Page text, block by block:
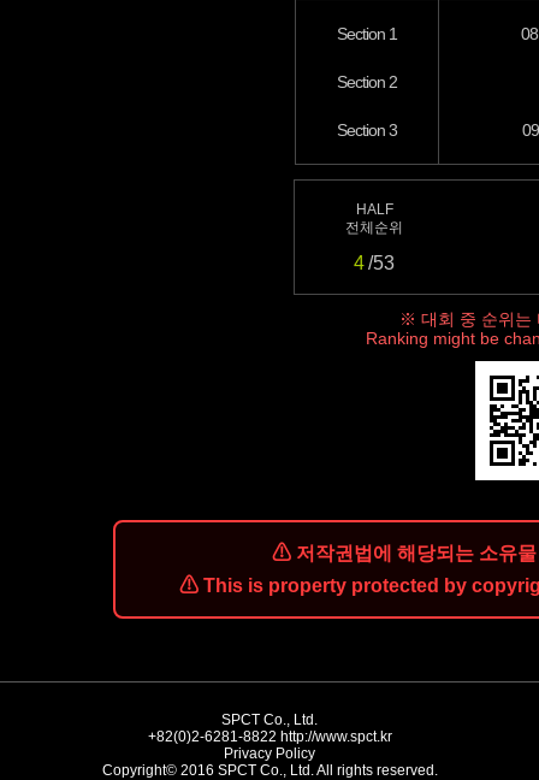
Section 1
Section 2
Section 3
HALF
전체순위
4/53
※ 대회 중 순위는
Ranking might be
⚠ 저작권법에 해당되는 소유
⚠ This is property protected by
SPCT Co., Ltd.
+82(0)2-6281-8822 http://www.spct.kr
Privacy Policy
Copyright© 2016 SPCT Co., Ltd. All rights reserved.